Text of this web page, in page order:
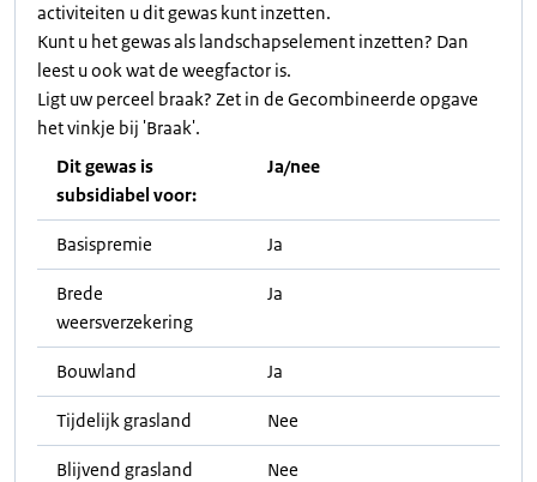
activiteiten u dit gewas kunt inzetten.
Kunt u het gewas als landschapselement inzetten? Dan
leest u ook wat de weegfactor is.
Ligt uw perceel braak? Zet in de Gecombineerde opgave
het vinkje bij 'Braak'.
Dit gewas is
subsidiabel voor:
Ja/nee
Basispremie Ja
Brede
weersverzekering
Ja
Bouwland Ja
Tijdelijk grasland Nee
Blijvend grasland Nee